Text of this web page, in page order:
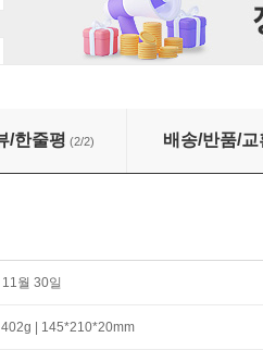
/한줄평 (2/2) 배송/반품/교
월 30일
| 145*210*20mm